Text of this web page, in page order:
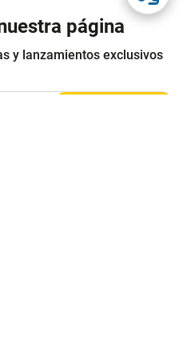
página
y lanzamientos exclusivos